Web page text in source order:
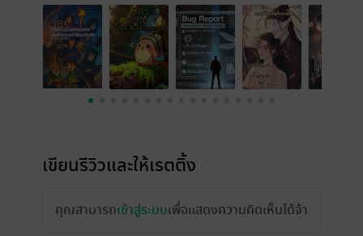
เขียนรีวิวและให้เรตติ้ง
คุณสามารถเข้าสู่ระบบเพื่อแสดงความคิดเห็นได้จ้า